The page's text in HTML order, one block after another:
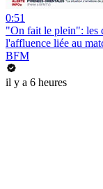
0:51
"On fait le plein": les
l'affluence liée au
BFM
il y a 6 heures